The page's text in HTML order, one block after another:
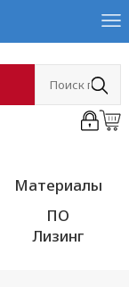
Материалы
ПО
Лизинг